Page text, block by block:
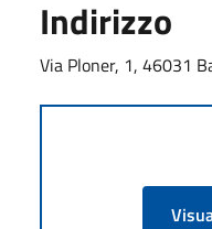
Indirizzo
Via Ploner, 1, 46031